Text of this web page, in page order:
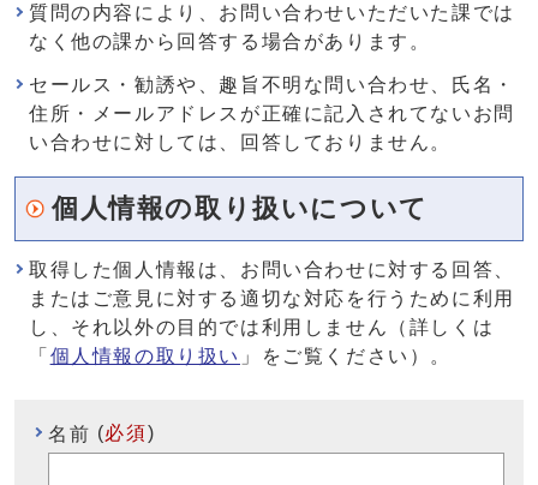
質問の内容により、お問い合わせいただいた課では
なく他の課から回答する場合があります。
セールス・勧誘や、趣旨不明な問い合わせ、氏名・
住所・メールアドレスが正確に記入されてないお問
い合わせに対しては、回答しておりません。
個人情報の取り扱いについて
取得した個人情報は、お問い合わせに対する回答、
またはご意見に対する適切な対応を行うために利用
し、それ以外の目的では利用しません（詳しくは
「 個人情報の取り扱い 」をご覧ください）。
名前 (必須)